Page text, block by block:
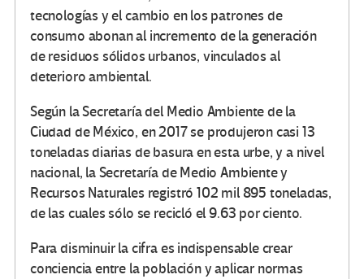
tecnologías y el cambio en los patrones de
consumo abonan al incremento de la generación
de residuos sólidos urbanos, vinculados al
deterioro ambiental.
Según la Secretaría del Medio Ambiente de la
Ciudad de México, en 2017 se produjeron casi 13
toneladas diarias de basura en esta urbe, y a nivel
nacional, la Secretaría de Medio Ambiente y
Recursos Naturales registró 102 mil 895 toneladas,
de las cuales sólo se recicló el 9.63 por ciento.
Para disminuir la cifra es indispensable crear
conciencia entre la población y aplicar normas